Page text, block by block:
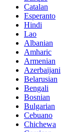
Catalan
Esperanto
Hindi
Lao
Albanian
Amharic
Armenian
Azerbaijani
Belarusian
Bengali
Bosnian
Bulgarian
Cebuano
Chichewa